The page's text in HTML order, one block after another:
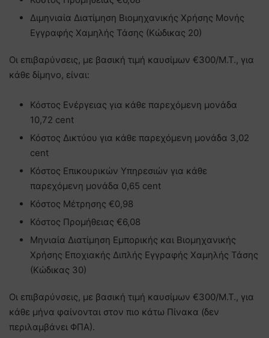
Διμηνιαία Διατίμηση Βιομηχανικής Χρήσης Μονής
Εγγραφής Χαμηλής Τάσης (Κώδικας 20)
Oι επιβαρύνσεις, με βασική τιμή καυσίμων €300/Μ.Τ., για
κάθε δίμηνο, είναι:
Κόστος Ενέργειας για κάθε παρεχόμενη μονάδα
10,72 cent
Κόστος Δικτύου για κάθε παρεχόμενη μονάδα 3,02
cent
Κόστος Επικουρικών Υπηρεσιών για κάθε
παρεχόμενη μονάδα 0,65 cent
Κόστος Μέτρησης €0,98
Κόστος Προμήθειας €6,08
Μηνιαία Διατίμηση Εμπορικής και Βιομηχανικής
Χρήσης Εποχιακής Διπλής Εγγραφής Χαμηλής Τάσης
(Κώδικας 30)
Oι επιβαρύνσεις, με βασική τιμή καυσίμων €300/Μ.Τ., για
κάθε μήνα φαίνονται στον πιο κάτω Πίνακα (δεν
περιλαμβάνει ΦΠΑ).